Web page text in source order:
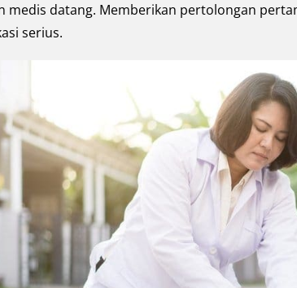
medis datang. Memberikan pertolongan
serius.